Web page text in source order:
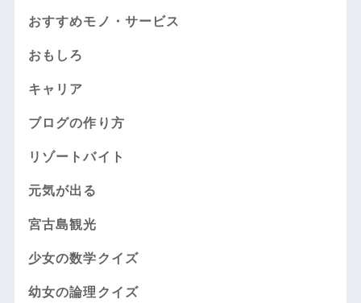
おすすめモノ・サービス
おもしろ
キャリア
ブログの作り方
リゾートバイト
元気が出る
宮古島観光
少女の数学クイズ
幼女の論理クイズ